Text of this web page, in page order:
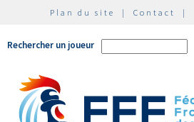
Plan du site | Contact |
Rechercher un joueur